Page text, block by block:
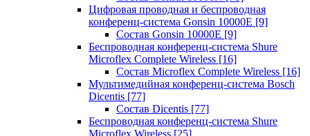
Цифровая проводная и беспроводная
конференц-система Gonsin 10000E [9]
Состав Gonsin 10000E [9]
Беспроводная конференц-система Shure
Microflex Complete Wireless [16]
Состав Microflex Complete Wireless [16]
Мультимедийная конференц-система Bosch
Dicentis [77]
Состав Dicentis [77]
Беспроводная конференц-система Shure
Microflex Wireless [25]